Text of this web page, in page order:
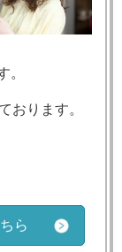
。
おります。
ら